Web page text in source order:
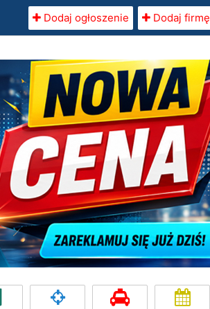
Dodaj ogłoszenie Dodaj firmę